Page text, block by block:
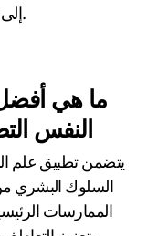
كيف تؤدي
تعزز السياقات
خلال تشجيع
الحاجة إلى